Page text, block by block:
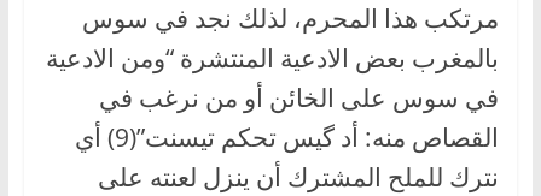
مرتكب هذا المحرم، لذلك نجد في سوس
بالمغرب بعض الادعية المنتشرة “ومن الادعية
في سوس على الخائن أو من نرغب في
القصاص منه: أد گيس تحكم تيسنت”(9) أي
نترك للملح المشترك أن ينزل لعنته على